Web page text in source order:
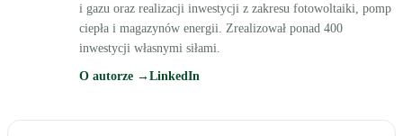
i gazu oraz realizacji inwestycji z zakresu fotowoltaiki, pomp
ciepła i magazynów energii. Zrealizował ponad 400
inwestycji własnymi siłami.
O autorze → LinkedIn